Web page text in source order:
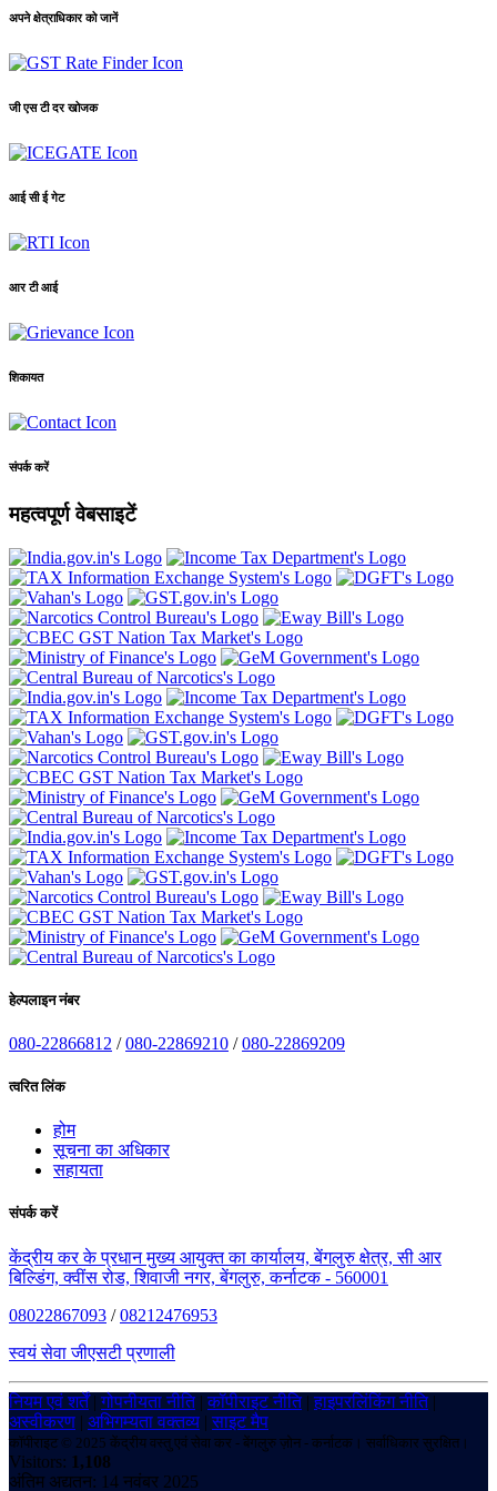
अपने क्षेत्राधिकार को जानें
जी एस टी दर खोजक
आई सी ई गेट
आर टी आई
शिकायत
संपर्क करें
महत्वपूर्ण वेबसाइटें
हेल्पलाइन नंबर
080-22866812 /080-22869210 /080-22869209
त्वरित लिंक
होम
सूचना का अधिकार
सहायता
संपर्क करें
केंद्रीय कर के प्रधान मुख्य आयुक्त का कार्यालय, बेंगलुरु क्षेत्र, सी आर
बिल्डिंग, क्वींस रोड, शिवाजी नगर, बेंगलुरु, कर्नाटक - 560001
08022867093 /08212476953
स्वयं सेवा जीएसटी प्रणाली
नियम एवं शर्तें|गोपनीयता नीति|कॉपीराइट नीति|हाइपरलिंकिंग नीति|
अस्वीकरण | अभिगम्यता वक्तव्य |साइट मैप
कॉपीराइट © 2025 केंद्रीय वस्तु एवं सेवा कर - बेंगलुरु ज़ोन - कर्नाटक। सर्वाधिकार सुरक्षित।
Visitors: 1,108
अंतिम अद्यतन: 14 नवंबर 2025